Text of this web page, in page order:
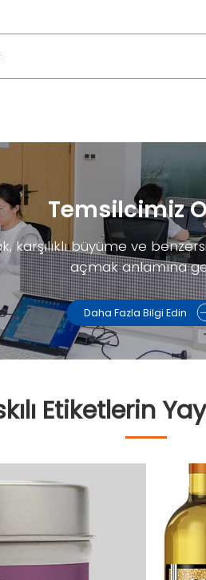
Temsilcimiz
karşılıklı büyüme ve
açmak anlamına
Daha Fazla Bilgi Edin
Etiketlerin